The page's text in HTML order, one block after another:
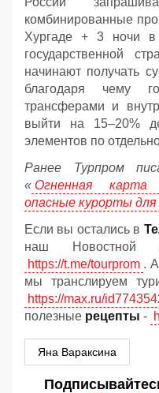
комбинированные
Хургаде + 3 ночи
государственной
начинают получать
благодаря чему
трансферами и
выйти на 15–20%
элементов по
Ранее Турпром
« Огненная карта
опасные курорты
Если вы остались в
наш
https://t.me/tourprom .
мы транслируем
https://max.ru/
полезные рецепты -
Яна Вараксина